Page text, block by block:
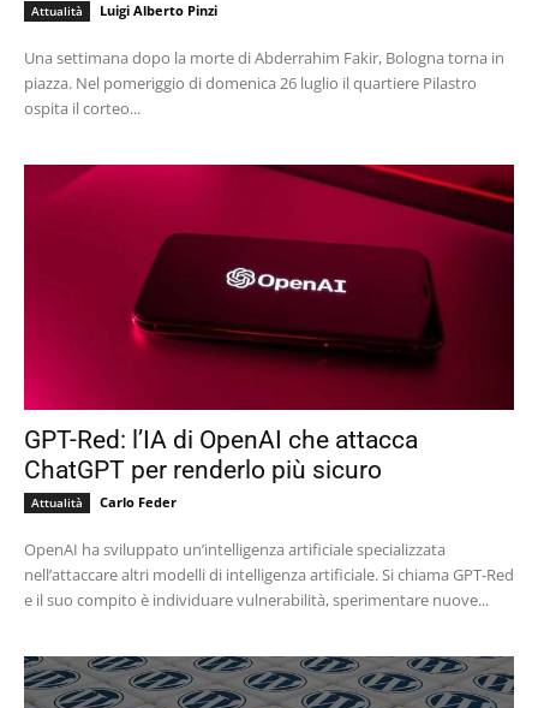
Attualità Luigi Alberto Pinzi
Una settimana dopo la morte di Abderrahim Fakir, Bologna torna in
piazza. Nel pomeriggio di domenica 26 luglio il quartiere Pilastro
ospita il corteo...
GPT-Red: l’IA di OpenAI che attacca
ChatGPT per renderlo più sicuro
Attualità Carlo Feder
OpenAI ha sviluppato un’intelligenza artificiale specializzata
nell’attaccare altri modelli di intelligenza artificiale. Si chiama GPT-Red
e il suo compito è individuare vulnerabilità, sperimentare nuove...